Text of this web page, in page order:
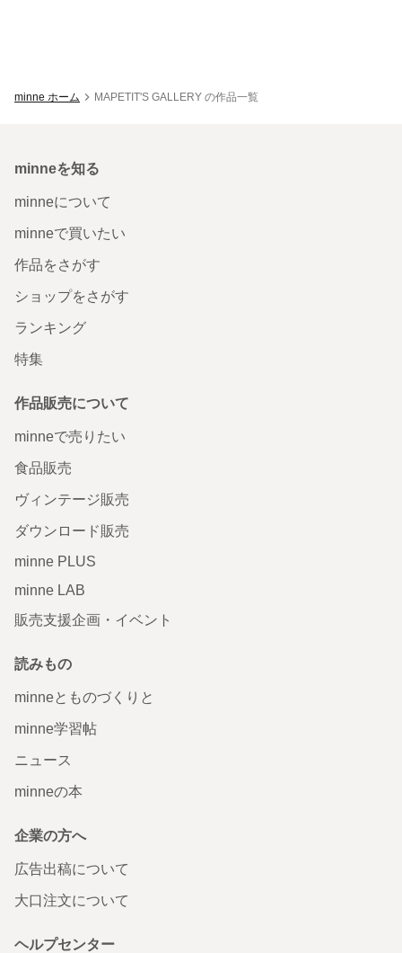
minne ホーム MAPETIT'S GALLERY の作品一覧
minneを知る
minneについて
minneで買いたい
作品をさがす
ショップをさがす
ランキング
特集
作品販売について
minneで売りたい
食品販売
ヴィンテージ販売
ダウンロード販売
minne PLUS
minne LAB
販売支援企画・イベント
読みもの
minneとものづくりと
minne学習帖
ニュース
minneの本
企業の方へ
広告出稿について
大口注文について
ヘルプセンター